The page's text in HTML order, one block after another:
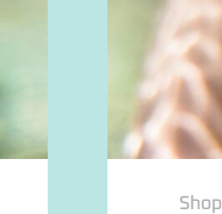
Shop